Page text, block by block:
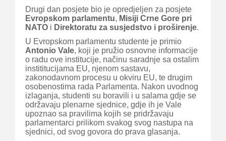
Drugi dan posjete bio je opredjeljen za posjete
Evropskom parlamentu, Misiji Crne Gore pri
NATO i Direktoratu za susjedstvo i proširenje.
U Evropskom parlamentu studente je primio
Antonio Vale, koji je pružio osnovne informacije
o radu ove institucije, načinu saradnje sa ostalim
instititucijama EU, njenom sastavu,
zakonodavnom procesu u okviru EU, te drugim
osobenostima rada Parlamenta. Nakon uvodnog
izlaganja, studenti su boravili i u salama gdje se
održavaju plenarne sjednice, gdje ih je Vale
upoznao sa pravilima kojih se pridržavaju
parlamentarci prilikom svakog svog nastupa na
sjednici, od svog govora do prava glasanja.